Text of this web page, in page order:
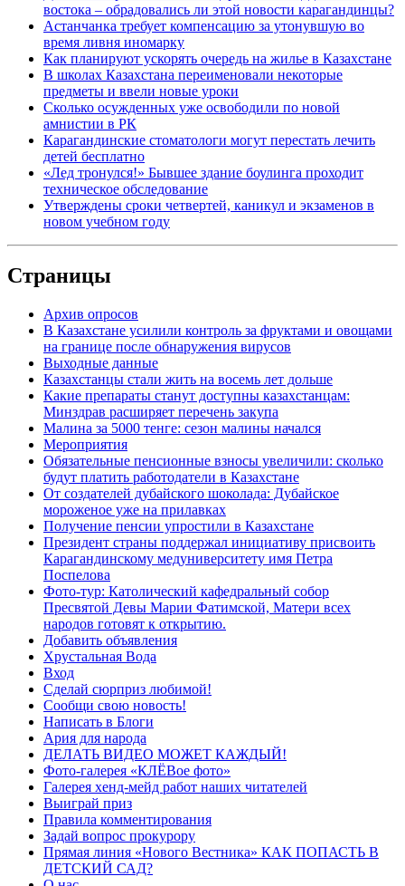
востока – обрадовались ли этой новости карагандинцы?
Астанчанка требует компенсацию за утонувшую во
время ливня иномарку
Как планируют ускорять очередь на жилье в Казахстане
В школах Казахстана переименовали некоторые
предметы и ввели новые уроки
Сколько осужденных уже освободили по новой
амнистии в РК
Карагандинские стоматологи могут перестать лечить
детей бесплатно
«Лед тронулся!» Бывшее здание боулинга проходит
техническое обследование
Утверждены сроки четвертей, каникул и экзаменов в
новом учебном году
Страницы
Архив опросов
В Казахстане усилили контроль за фруктами и овощами
на границе после обнаружения вирусов
Выходные данные
Казахстанцы стали жить на восемь лет дольше
Какие препараты станут доступны казахстанцам:
Минздрав расширяет перечень закупа
Малина за 5000 тенге: сезон малины начался
Мероприятия
Обязательные пенсионные взносы увеличили: сколько
будут платить работодатели в Казахстане
От создателей дубайского шоколада: Дубайское
мороженое уже на прилавках
Получение пенсии упростили в Казахстане
Президент страны поддержал инициативу присвоить
Карагандинскому медуниверситету имя Петра
Поспелова
Фото-тур: Католический кафедральный собор
Пресвятой Девы Марии Фатимской, Матери всех
народов готовят к открытию.
Добавить объявления
Хрустальная Вода
Вход
Сделай сюрприз любимой!
Сообщи свою новость!
Написать в Блоги
Ария для народа
ДЕЛАТЬ ВИДЕО МОЖЕТ КАЖДЫЙ!
Фото-галерея «КЛЁВое фото»
Галерея хенд-мейд работ наших читателей
Выиграй приз
Правила комментирования
Задай вопрос прокурору
Прямая линия «Нового Вестника» КАК ПОПАСТЬ В
ДЕТСКИЙ САД?